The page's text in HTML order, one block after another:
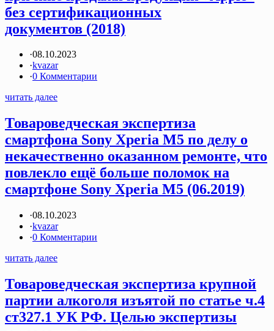
без сертификационных
документов (2018)
·08.10.2023
·kvazar
·0 Комментарии
читать далее
Товароведческая экспертиза
смартфона Sony Xperia M5 по делу о
некачественно оказанном ремонте, что
повлекло ещё больше поломок на
смартфоне Sony Xperia M5 (06.2019)
·08.10.2023
·kvazar
·0 Комментарии
читать далее
Товароведческая экспертиза крупной
партии алкоголя изъятой по статье ч.4
ст327.1 УК РФ. Целью экспертизы